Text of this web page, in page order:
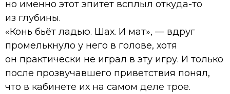
но именно этот эпитет всплыл откуда-то
из глубины.
«Конь бьёт ладью. Шах. И мат», — вдруг
промелькнуло у него в голове, хотя
он практически не играл в эту игру. И только
после прозвучавшего приветствия понял,
что в кабинете их на самом деле трое.